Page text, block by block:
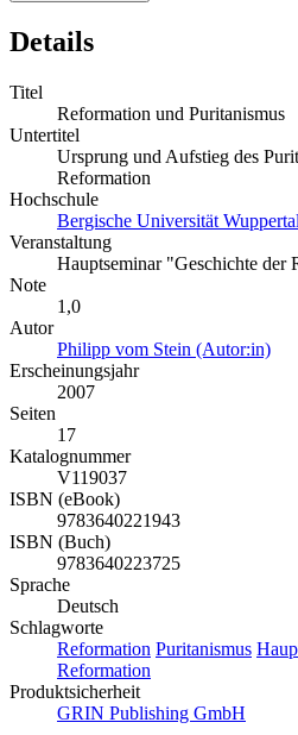
Details
Titel
Reformation und Puritanismus
Untertitel
Ursprung und Aufstieg des
Reformation
Hochschule
Bergische Universität Wuppertal
Veranstaltung
Hauptseminar "Geschichte der
Note
1,0
Autor
Philipp vom Stein (Autor:in)
Erscheinungsjahr
2007
Seiten
17
Katalognummer
V119037
ISBN (eBook)
9783640221943
ISBN (Buch)
9783640223725
Sprache
Deutsch
Schlagworte
Reformation Puritanismus
Reformation
Produktsicherheit
GRIN Publishing GmbH